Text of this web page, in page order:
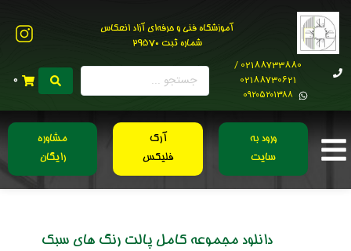
آموزشگاه فنی و حرفه‌ای آزاد انعکاس
شماره ثبت 29570
02188733880 /
02188730621
0۹۲۰۵۲۰۱۳۸۸
0
ورود به
سایت
آرک
فلیکس
مشاوره
رایگان
دانلود مجموعه کامل پالت رنگ‌ های سبک